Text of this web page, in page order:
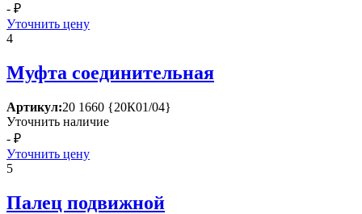
- ₽
Уточнить цену
4
Муфта соединительная
Артикул:20 1660 {20К01/04}
Уточнить наличие
- ₽
Уточнить цену
5
Палец подвижной